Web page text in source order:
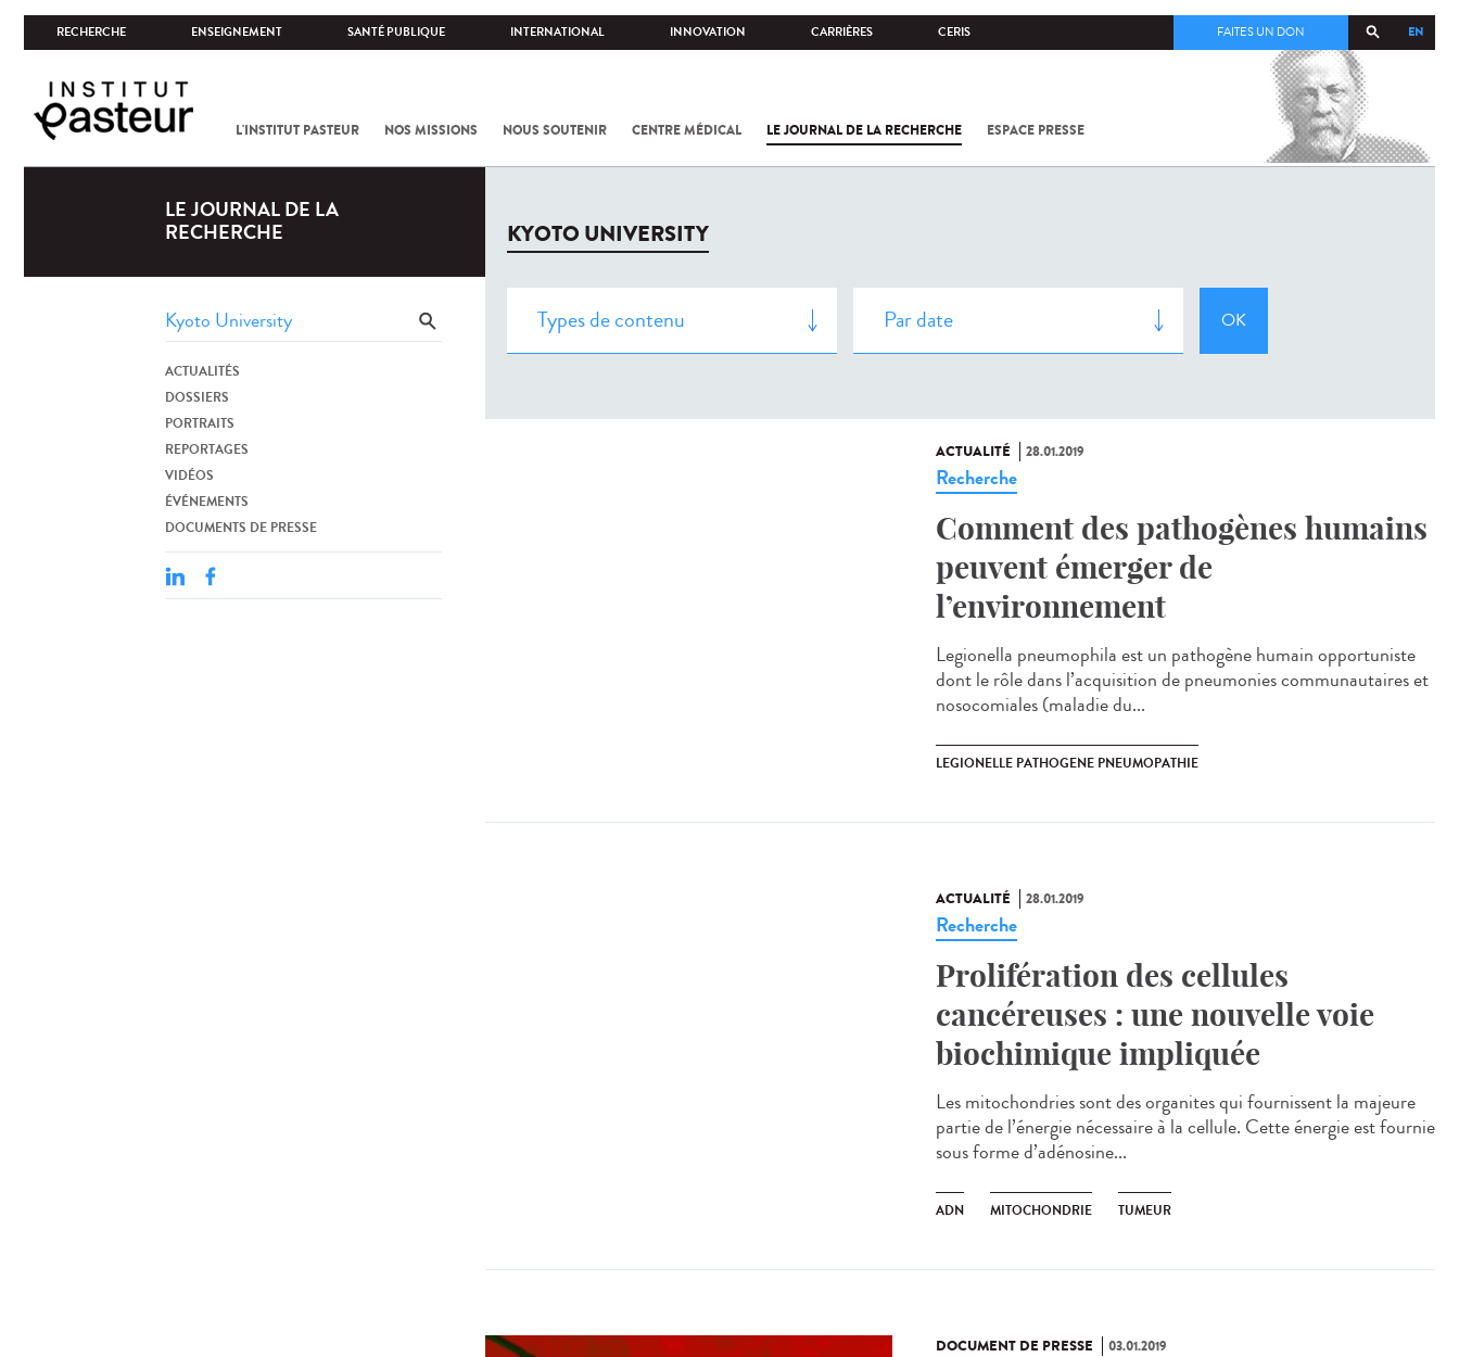
RECHERCHE ENSEIGNEMENT SANTÉ PUBLIQUE INTERNATIONAL INNOVATION CARRIÈRES CERIS EN
FAITES UN DON
L'INSTITUT PASTEUR NOS MISSIONS NOUS SOUTENIR CENTRE MÉDICAL LE JOURNAL DE LA RECHERCHE ESPACE PRESSE
COV-2 /
LE JOURNAL DE LA
RECHERCHE
ACTUALITÉS
DOSSIERS
PORTRAITS
REPORTAGES
VIDÉOS
ÉVÉNEMENTS
DOCUMENTS DE PRESSE
KYOTO UNIVERSITY
ACTUALITÉ 28.01.2019
Recherche
Comment des pathogènes humains
peuvent émerger de
l’environnement
Legionella pneumophila est un pathogène humain opportuniste
dont le rôle dans l’acquisition de pneumonies communautaires et
nosocomiales (maladie du...
LEGIONELLE PATHOGENE PNEUMOPATHIE
ACTUALITÉ 28.01.2019
Recherche
Prolifération des cellules
cancéreuses : une nouvelle voie
biochimique impliquée
Les mitochondries sont des organites qui fournissent la majeure
partie de l’énergie nécessaire à la cellule. Cette énergie est fournie
sous forme d’adénosine...
ADN MITOCHONDRIE TUMEUR
DOCUMENT DE PRESSE 03.01.2019